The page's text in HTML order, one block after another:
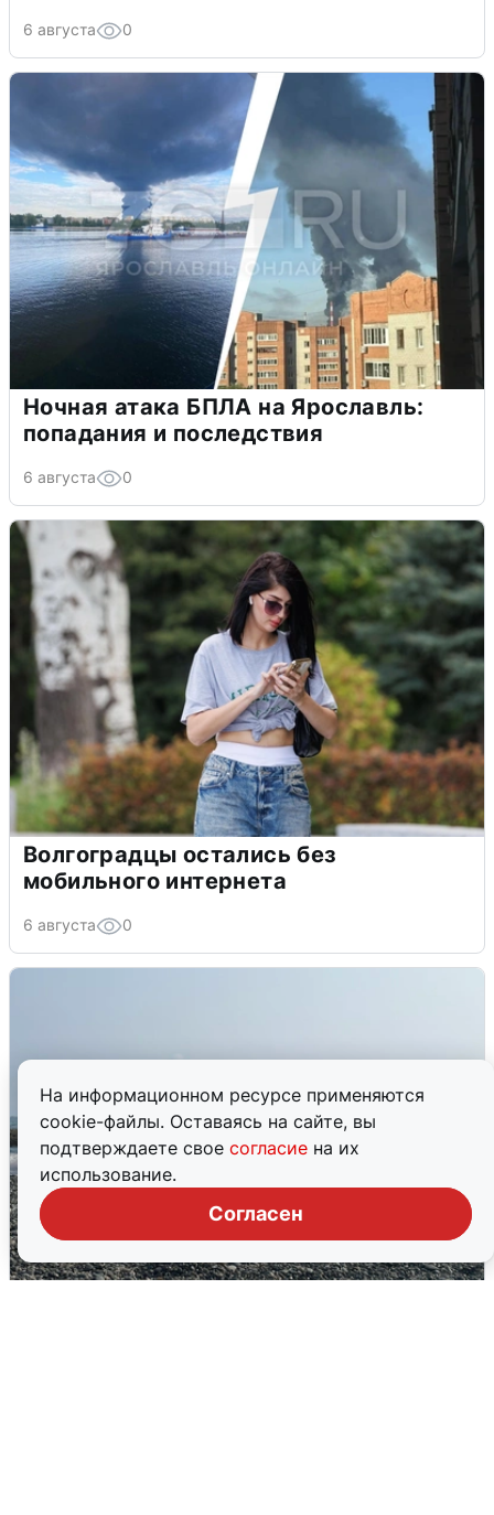
На информационном ресурсе применяются
cookie-файлы. Оставаясь на сайте, вы
подтверждаете свое согласие на их
использование.
Согласен
6 августа 0
Ночная атака БПЛА на Ярославль:
попадания и последствия
6 августа 0
Волгоградцы остались без
мобильного интернета
6 августа 0